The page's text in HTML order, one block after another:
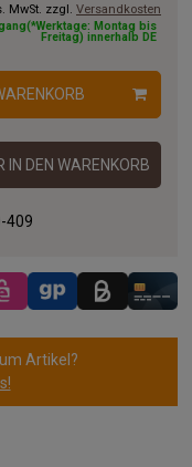
MwSt. zzgl. Versandkosten
Montag bis
Freitag) innerhalb DE
IN DEN WARENKORB
409
Artikel?